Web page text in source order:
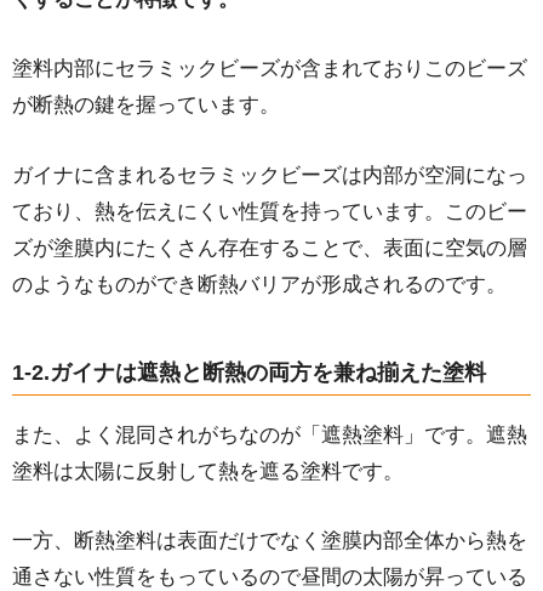
塗料内部にセラミックビーズが含まれておりこのビーズ
が断熱の鍵を握っています。
ガイナに含まれるセラミックビーズは内部が空洞になっ
ており、熱を伝えにくい性質を持っています。このビー
ズが塗膜内にたくさん存在することで、表面に空気の層
のようなものができ断熱バリアが形成されるのです。
1-2.ガイナは遮熱と断熱の両方を兼ね揃えた塗料
また、よく混同されがちなのが「遮熱塗料」です。遮熱
塗料は太陽に反射して熱を遮る塗料です。
一方、断熱塗料は表面だけでなく塗膜内部全体から熱を
通さない性質をもっているので昼間の太陽が昇っている